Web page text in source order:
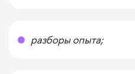
разборы опыта;